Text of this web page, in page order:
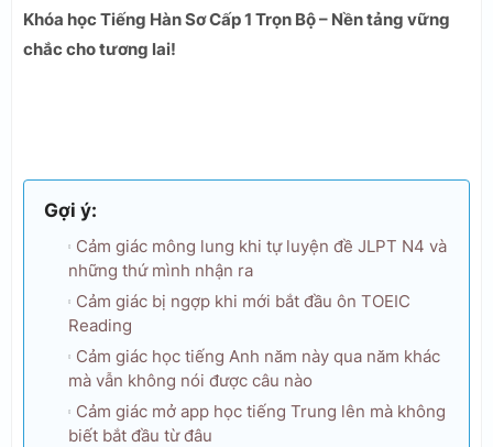
Khóa học Tiếng Hàn Sơ Cấp 1 Trọn Bộ – Nền tảng vững
chắc cho tương lai!
Gợi ý:
Cảm giác mông lung khi tự luyện đề JLPT N4 và
những thứ mình nhận ra
Cảm giác bị ngợp khi mới bắt đầu ôn TOEIC
Reading
Cảm giác học tiếng Anh năm này qua năm khác
mà vẫn không nói được câu nào
Cảm giác mở app học tiếng Trung lên mà không
biết bắt đầu từ đâu